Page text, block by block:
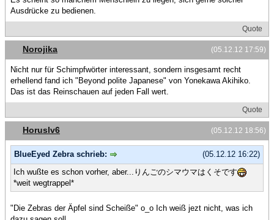
Ausdrücke zu bedienen.
Quote
(05.12.12 17:59)
Norojika
Nicht nur für Schimpfwörter interessant, sondern insgesamt recht
erhellend fand ich "Beyond polite Japanese" von Yonekawa Akihiko.
Das ist das Reinschauen auf jeden Fall wert.
Quote
(05.12.12 18:56)
Horuslv6
(05.12.12 16:22)
BlueEyed Zebra schrieb:
Ich wußte es schon vorher, aber...りんごのシマウマはくそです
*weit wegtrappel*
"Die Zebras der Äpfel sind Scheiße" o_o Ich weiß jezt nicht, was ich